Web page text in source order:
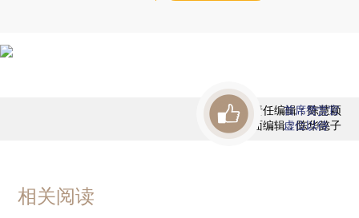
责任编辑：陈慧颖
版面编辑：陈华懿子
首席赞赏官
虚位以待
相关阅读